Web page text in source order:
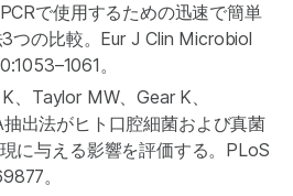
で使用するための迅速で簡単
つの比較。Eur J Clin Microbiol
。
、Taylor MW、Gear K、
出法がヒト口腔細菌および真菌
に与える影響を評価する。PLoS
。